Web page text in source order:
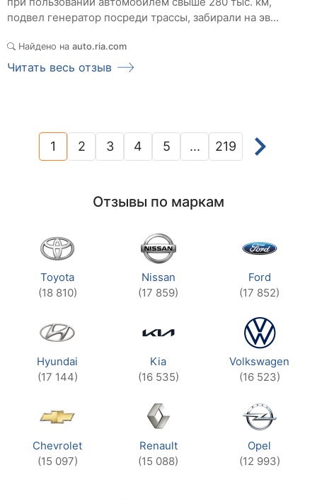
подвел генератор посреди трассы, забирали на эв...
Найдено на auto.ria.com
Читать весь отзыв
1(current)
2 3 4 5 ... 219
Отзывы по маркам
Toyota
(18 810)
Nissan
(17 859)
Ford
(17 852)
Hyundai
(17 144)
Kia
(16 535)
Volkswagen
(16 523)
Chevrolet
(15 097)
Renault
(15 088)
Opel
(12 993)